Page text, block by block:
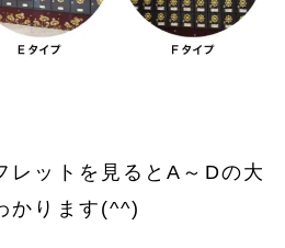
レットを見るとA～Dの大
かります(^^)